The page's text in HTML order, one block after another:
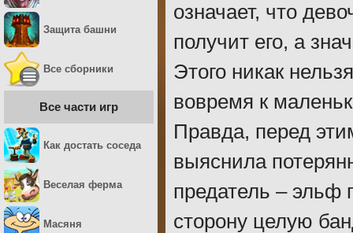
означает, что
получит его, а
Этого никак
вовремя к
Правда, перед
выяснила
предатель – эльф
сторону целую
Защита башни
Все сборники
Все части игр
Как достать соседа
Веселая ферма
Масяня